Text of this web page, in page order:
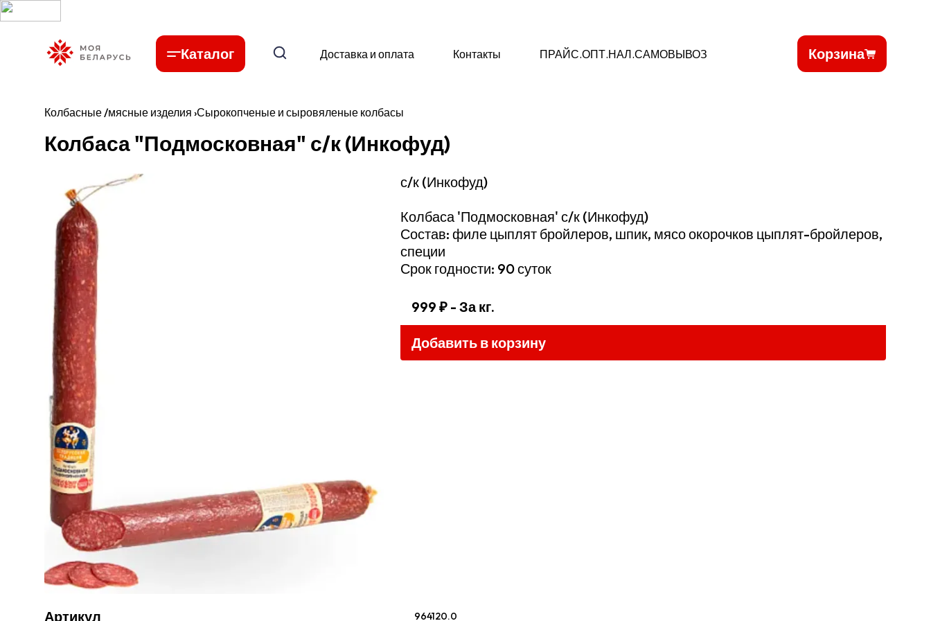
Каталог Доставка и оплата Контакты ПРАЙС.ОПТ.НАЛ.САМОВЫВОЗ Корзина
Колбасные /мясные изделия ›Сырокопченые и сыровяленые колбасы
Колбаса "Подмосковная" с/к (Инкофуд)
с/к (Инкофуд)
Колбаса 'Подмосковная' с/к (Инкофуд)
Состав: филе цыплят бройлеров, шпик, мясо окорочков цыплят-бройлеров,
специи
Срок годности: 90 суток
999 ₽ - За кг.
Добавить в корзину
Артикул 964120.0